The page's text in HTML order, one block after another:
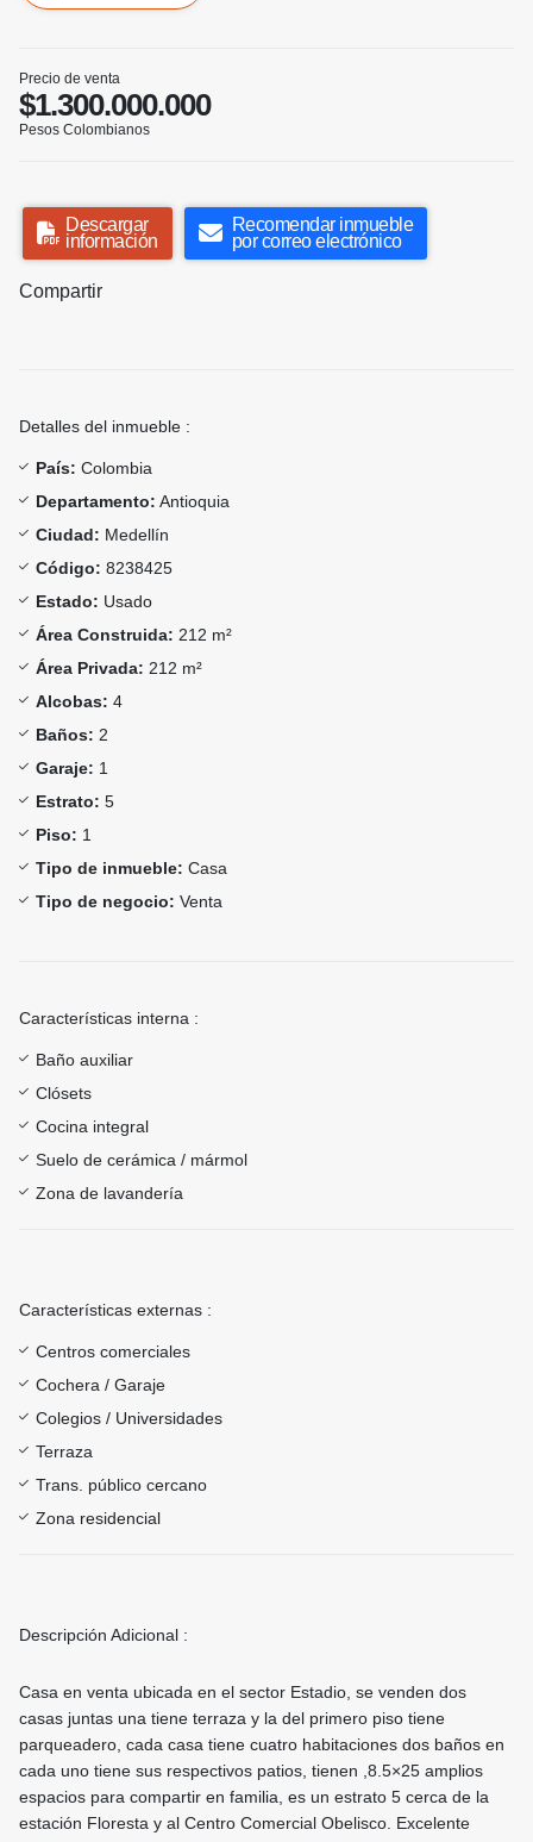
Precio de venta
$1.300.000.000
Pesos Colombianos
Descargar
información
Recomendar inmueble
por correo electrónico
Compartir
Detalles del inmueble :
País: Colombia
Departamento: Antioquia
Ciudad: Medellín
Código: 8238425
Estado: Usado
Área Construida: 212 m²
Área Privada: 212 m²
Alcobas: 4
Baños: 2
Garaje: 1
Estrato: 5
Piso: 1
Tipo de inmueble: Casa
Tipo de negocio: Venta
Características interna :
Baño auxiliar
Clósets
Cocina integral
Suelo de cerámica / mármol
Zona de lavandería
Características externas :
Centros comerciales
Cochera / Garaje
Colegios / Universidades
Terraza
Trans. público cercano
Zona residencial
Descripción Adicional :
Casa en venta ubicada en el sector Estadio, se venden dos
casas juntas una tiene terraza y la del primero piso tiene
parqueadero, cada casa tiene cuatro habitaciones dos baños en
cada uno tiene sus respectivos patios, tienen ,8.5×25 amplios
espacios para compartir en familia, es un estrato 5 cerca de la
estación Floresta y al Centro Comercial Obelisco. Excelente